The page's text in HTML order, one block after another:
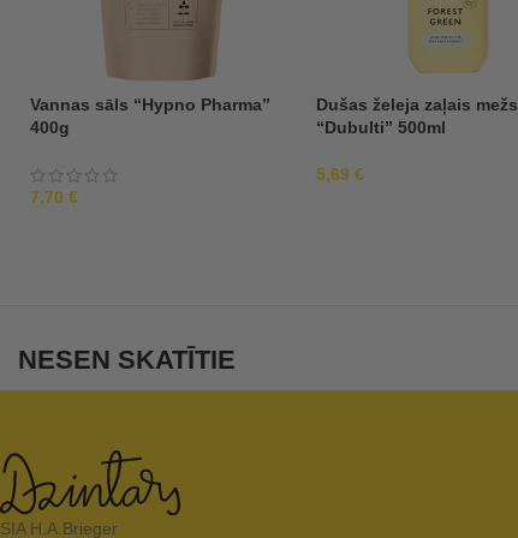
Vannas sāls “Hypno Pharma”
400g
7,70 €
Dušas želeja zaļais mežs
“Dubulti” 500ml
5,69€
NESEN SKATĪTIE
SIA H.A.Brieger